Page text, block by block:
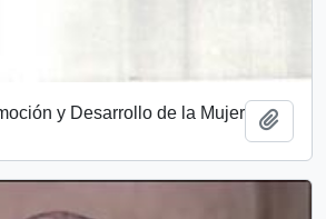
y Desarrollo de la Mujer